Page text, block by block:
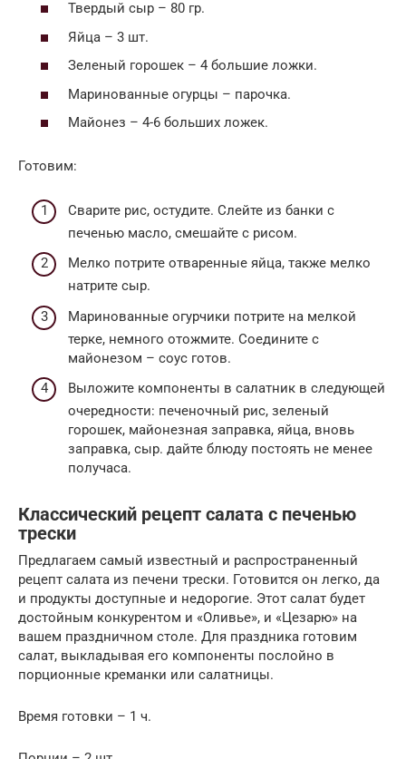
Твердый сыр – 80 гр.
Яйца – 3 шт.
Зеленый горошек – 4 большие ложки.
Маринованные огурцы – парочка.
Майонез – 4-6 больших ложек.
Готовим:
Сварите рис, остудите. Слейте из банки с
печенью масло, смешайте с рисом.
Мелко потрите отваренные яйца, также мелко
натрите сыр.
Маринованные огурчики потрите на мелкой
терке, немного отожмите. Соедините с
майонезом – соус готов.
Выложите компоненты в салатник в следующей
очередности: печеночный рис, зеленый
горошек, майонезная заправка, яйца, вновь
заправка, сыр. дайте блюду постоять не менее
получаса.
Классический рецепт салата с печенью
трески
Предлагаем самый известный и распространенный
рецепт салата из печени трески. Готовится он легко, да
и продукты доступные и недорогие. Этот салат будет
достойным конкурентом и «Оливье», и «Цезарю» на
вашем праздничном столе. Для праздника готовим
салат, выкладывая его компоненты послойно в
порционные креманки или салатницы.
Время готовки – 1 ч.